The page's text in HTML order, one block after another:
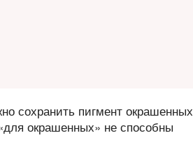
сохранить пигмент окрашенных
окрашенных» не способны